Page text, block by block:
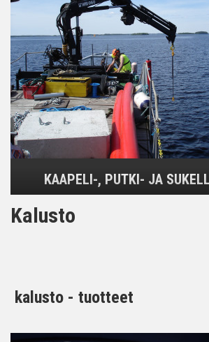
KAAPELI-, PUTKI- JA
Kalusto
kalusto - tuotteet